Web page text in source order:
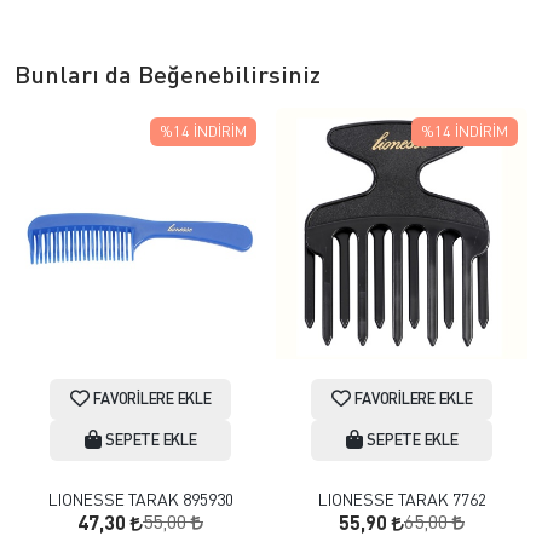
Bunları da Beğenebilirsiniz
FAVORILERE EKLE
SEPETE EKLE
LIONESSE TARAK 895930
47,30 55,00
%14 İNDIRIM
FAVORILERE EKLE
SEPETE EKLE
LIONESSE TARAK 7762
55,90 65,00
%14 İNDIRIM